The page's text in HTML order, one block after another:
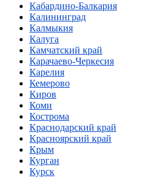
Кабардино-Балкария
Калининград
Калмыкия
Калуга
Камчатский край
Карачаево-Черкесия
Карелия
Кемерово
Киров
Коми
Кострома
Краснодарский край
Красноярский край
Крым
Курган
Курск